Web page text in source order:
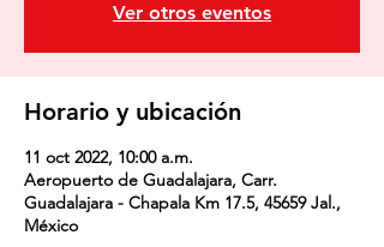
Ver otros eventos
Horario y ubicación
11 oct 2022, 10:00 a.m.
Aeropuerto de Guadalajara, Carr.
Guadalajara - Chapala Km 17.5, 45659 Jal.,
México